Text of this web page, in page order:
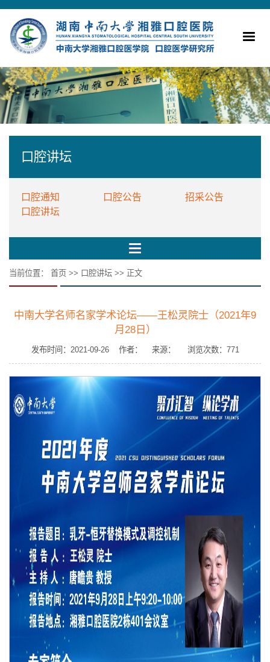
口腔讲坛
口腔通知 口腔公告
招采公告
口腔讲坛
当前位置： 首页 >> 口腔讲坛 >> 正文
中南大学名师名家学术论坛——王松灵院士（2021年9
月28日）
发布时间：2021-09-26 作者： 来源： 浏览次数： 771